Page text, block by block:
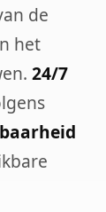
de
het
24/7